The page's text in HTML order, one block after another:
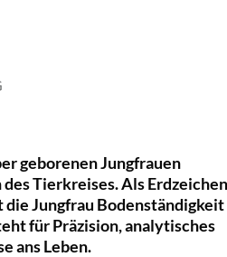
geborenen Jungfrauen
Tierkreises. Als
Jungfrau Bodenständigkeit
für Präzision, analytisches
ans Leben.